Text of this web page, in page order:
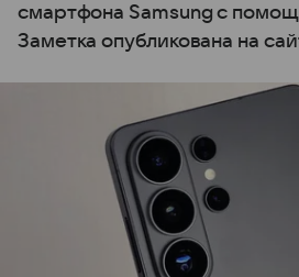
смартфона Samsung с
Заметка опубликована на